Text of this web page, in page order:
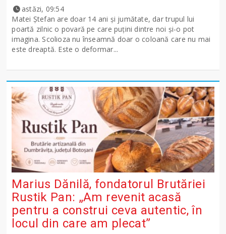
astăzi, 09:54
Matei Ștefan are doar 14 ani și jumătate, dar trupul lui
poartă zilnic o povară pe care puțini dintre noi și-o pot
imagina. Scolioza nu înseamnă doar o coloană care nu mai
este dreaptă. Este o deformar...
Marius Dănilă, fondatorul Brutăriei
Rustik Pan: „Am revenit acasă
pentru a construi ceva autentic, în
locul din care am plecat”